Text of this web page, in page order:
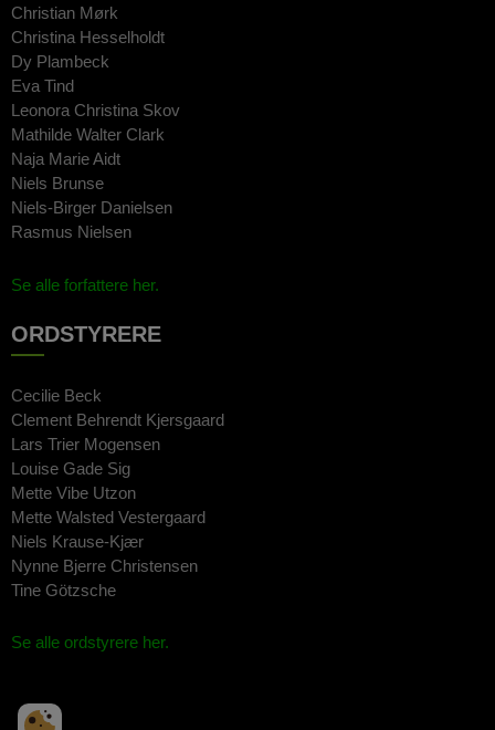
Christian Mørk
Christina Hesselholdt
Dy Plambeck
Eva Tind
Leonora Christina Skov
Mathilde Walter Clark
Naja Marie Aidt
Niels Brunse
Niels-Birger Danielsen
Rasmus Nielsen
Se alle forfattere her.
ORDSTYRERE
Cecilie Beck
Clement Behrendt Kjersgaard
Lars Trier Mogensen
Louise Gade Sig
Mette Vibe Utzon
Mette Walsted Vestergaard
Niels Krause-Kjær
Nynne Bjerre Christensen
Tine Götzsche
Se alle ordstyrere her.